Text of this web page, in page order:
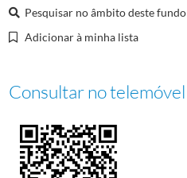
Pesquisar no âmbito deste fundo
Adicionar à minha lista
Consultar no telemóvel